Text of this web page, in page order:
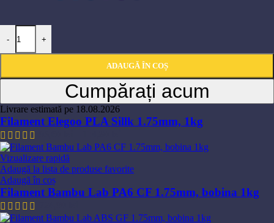
pagina
produsului.
-
Cantitate Filament Elegoo PLA Sillk 1.75mm, 1kg
+
ADAUGĂ ÎN COȘ
Cumpărați acum
Livrare estimată pe 18.08.2026
Filament Elegoo PLA Sillk 1.75mm, 1kg
de
prețuri:
95,60 lei
până
la
114,80 lei
Vizualizare rapidă
Adaugă la lista de produse favorite
Adaugă în coș
Filament Bambu Lab PA6 CF 1.75mm, bobina 1kg